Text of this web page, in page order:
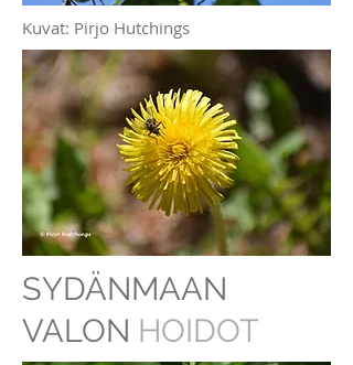
SYDÄNMAAN
VALON HOIDOT
Kuvat: Pirjo Hutchings